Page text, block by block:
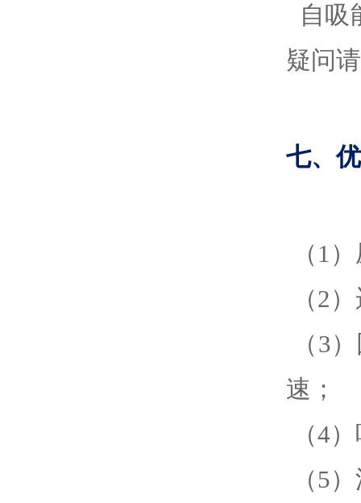
自吸
疑问
七、
（1
（2
（3
速；
（4
（5